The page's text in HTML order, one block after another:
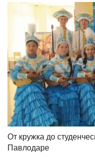
От кружка до
Павлодаре